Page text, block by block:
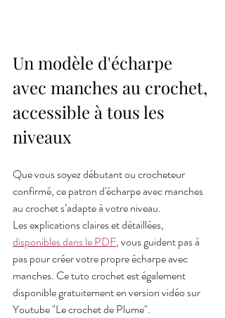
Un modèle d'écharpe
avec manches au crochet,
accessible à tous les
niveaux
Que vous soyez débutant ou crocheteur
confirmé, ce patron d'écharpe avec manches
au crochet s’adapte à votre niveau.
Les explications claires et détaillées,
disponibles dans le PDF, vous guident pas à
pas pour créer votre propre écharpe avec
manches. Ce tuto crochet est également
disponible gratuitement en version vidéo sur
Youtube "Le crochet de Plume".